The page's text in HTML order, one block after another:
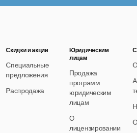
Скидки и акции
Специальные
предложения
Распродажа
Юридическим
лицам
Продажа
программ
юридическим
лицам
О
лицензировании